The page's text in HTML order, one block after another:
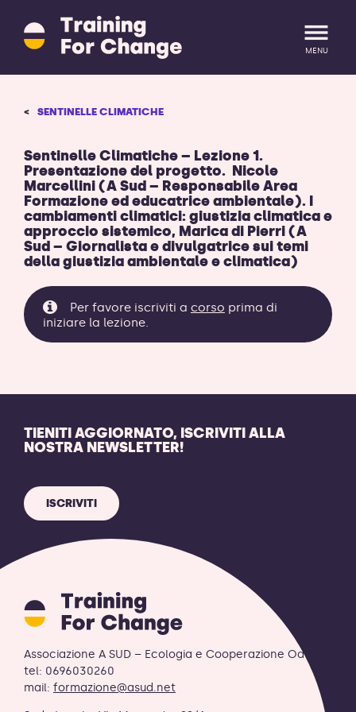
Training
for
Change
alla
MENU
SENTINELLE CLIMATICHE
Sentinelle Climatiche – Lezione 1.
Presentazione del progetto. Nicole
Marcellini (A Sud – Responsabile Area
Formazione ed educatrice ambientale). I
cambiamenti climatici: giustizia climatica e
approccio sistemico, Marica di Pierri (A
Sud – Giornalista e divulgatrice sui temi
della giustizia ambientale e climatica)
Per favore iscriviti a corso prima di
iniziare la lezione.
TIENITI AGGIORNATO, ISCRIVITI ALLA
NOSTRA NEWSLETTER!
ISCRIVITI
Training
for
Change
logo
-
ritorna
Associazione A SUD – Ecologia e Cooperazione OdV
tel: 0696030260
mail: formazione@asud.net